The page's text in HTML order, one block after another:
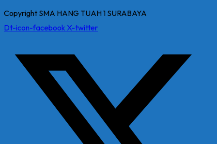
Copyright SMA HANG TUAH 1 SURABAYA
Dt-icon-facebook X-twitter